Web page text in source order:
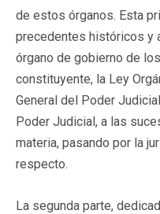
de estos órganos. Esta
precedentes históricos y
órgano de gobierno de
constituyente, la Ley
General del Poder
Poder Judicial, a las
materia, pasando por la
respecto.
La segunda parte,